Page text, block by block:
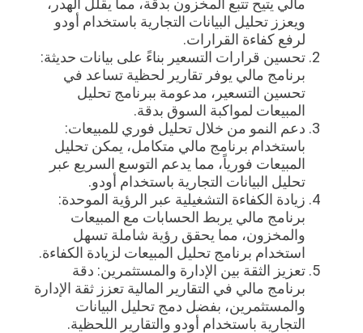
ويعزز تحليل البيانات التجارية باستخدام أودو
لرفع كفاءة القرارات.
تحسين قرارات التسعير بناءً على بيانات حديثة:
برنامج مالي يوفر تقارير لحظية تساعد في
تحسين التسعير، مدعومة ببرنامج تحليل
المبيعات لمواكبة السوق بدقة.
دعم النمو من خلال تحليل فوري للمبيعات:
باستخدام برنامج مالي متكامل، يمكن تحليل
المبيعات فورياً، مما يدعم التوسع السريع عبر
تحليل البيانات التجارية باستخدام أودو.
زيادة الكفاءة التشغيلية عبر الرؤية الموحدة:
برنامج مالي يربط الحسابات مع المبيعات
والمخزون، مما يحقق رؤية شاملة تسهل
استخدام برنامج تحليل المبيعات لزيادة الكفاءة.
تعزيز الثقة بين الإدارة والمستثمرين: دقة
برنامج مالي في التقارير المالية تعزز ثقة الإدارة
والمستثمرين، بفضل دمج تحليل البيانات
التجارية باستخدام أودو والتقارير اللحظية.